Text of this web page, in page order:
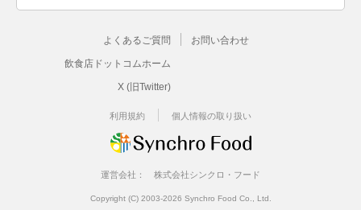
よくあるご質問 お問い合わせ
飲食店ドットコムホーム
X (旧Twitter)
利用規約 個人情報の取り扱い
運営会社： 株式会社シンクロ・フード
Copyright (C) 2003-2026 Synchro Food Co., Ltd.